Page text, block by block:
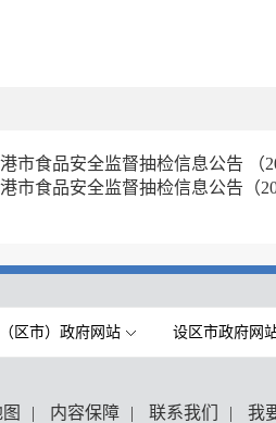
市食品安全监督抽检信息公告 （
市食品安全监督抽检信息公告（
区市）政府网站 设区市政府网
| 内容保障 | 联系我们 | 我